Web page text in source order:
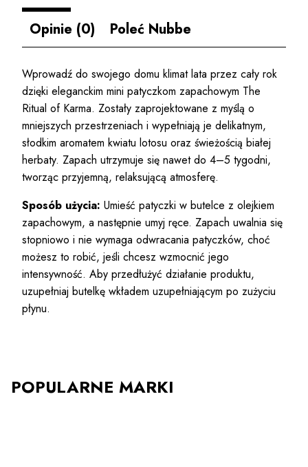
Opinie (0)
Poleć Nubbe
Wprowadź do swojego domu klimat lata przez cały rok
dzięki eleganckim mini patyczkom zapachowym The
Ritual of Karma. Zostały zaprojektowane z myślą o
mniejszych przestrzeniach i wypełniają je delikatnym,
słodkim aromatem kwiatu lotosu oraz świeżością białej
herbaty. Zapach utrzymuje się nawet do 4–5 tygodni,
tworząc przyjemną, relaksującą atmosferę.
Sposób użycia: Umieść patyczki w butelce z olejkiem
zapachowym, a następnie umyj ręce. Zapach uwalnia się
stopniowo i nie wymaga odwracania patyczków, choć
możesz to robić, jeśli chcesz wzmocnić jego
intensywność. Aby przedłużyć działanie produktu,
uzupełniaj butelkę wkładem uzupełniającym po zużyciu
płynu.
POPULARNE MARKI